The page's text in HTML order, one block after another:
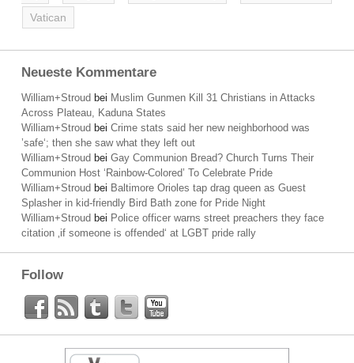
Vatican
Neueste Kommentare
William+Stroud bei Muslim Gunmen Kill 31 Christians in Attacks
Across Plateau, Kaduna States
William+Stroud bei Crime stats said her new neighborhood was
’safe‘; then she saw what they left out
William+Stroud bei Gay Communion Bread? Church Turns Their
Communion Host ‘Rainbow-Colored’ To Celebrate Pride
William+Stroud bei Baltimore Orioles tap drag queen as Guest
Splasher in kid-friendly Bird Bath zone for Pride Night
William+Stroud bei Police officer warns street preachers they face
citation ‚if someone is offended‘ at LGBT pride rally
Follow